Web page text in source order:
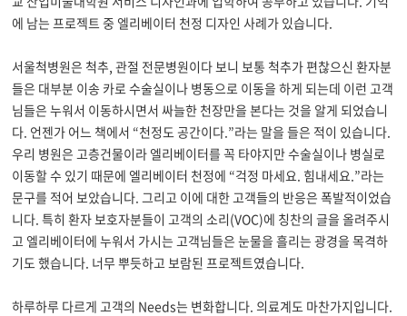
에 남는 프로젝트 중 엘리베이터 천정 디자인 사례가 있습니다.
서울척병원은 척추, 관절 전문병원이다 보니 보통 척추가 편찮으신 환자분
들은 대부분 이송 카로 수술실이나 병동으로 이동을 하게 되는데 이런 고객
님들은 누워서 이동하시면서 싸늘한 천장만을 본다는 것을 알게 되었습니
다. 언젠가 어느 책에서 “천정도 공간이다.”라는 말을 들은 적이 있습니다.
우리 병원은 고층건물이라 엘리베이터를 꼭 타야지만 수술실이나 병실로
이동할 수 있기 때문에 엘리베이터 천정에 “걱정 마세요. 힘내세요.”라는
문구를 적어 보았습니다. 그리고 이에 대한 고객들의 반응은 폭발적이었습
니다. 특히 환자 보호자분들이 고객의 소리(VOC)에 칭찬의 글을 올려주시
고 엘리베이터에 누워서 가시는 고객님들은 눈물을 흘리는 광경을 목격하
기도 했습니다. 너무 뿌듯하고 보람된 프로젝트였습니다.
하루하루 다르게 고객의 Needs는 변화합니다. 의료계도 마찬가지입니다.